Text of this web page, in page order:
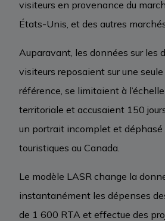
visiteurs en provenance du
États-Unis, et des autres
Auparavant, les données sur les
visiteurs reposaient sur une
référence, se limitaient à
territoriale et accusaient 150
un portrait incomplet et déphasé
touristiques au Canada.
Le modèle LASR change la
instantanément les dépenses
de 1 600 RTA et effectue des